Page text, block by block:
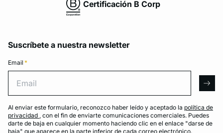
Certificación B Corp
Suscríbete a nuestra newsletter
Email *
Al enviar este formulario, reconozco haber leído y aceptado la política de
privacidad , con el fin de enviarte comunicaciones comerciales. Puedes
darte de baja en cualquier momento haciendo clic en el enlace "darse de
baja" que aparece en la parte inferior de cada correo electrónico.